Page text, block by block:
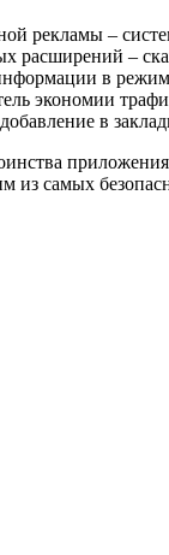
рекламы –
расширений –
в
экономии
в
из самых